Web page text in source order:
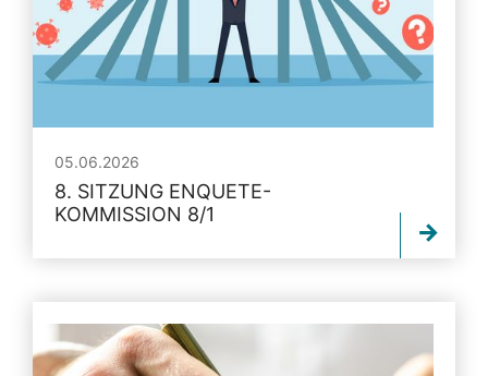
05.06.2026
8. SITZUNG ENQUETE-
KOMMISSION 8/1